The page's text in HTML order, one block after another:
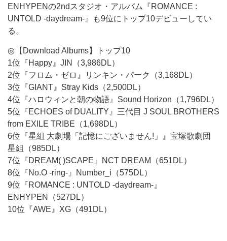
ENHYPENの2ndスタジオ・アルバム『ROMANCE :
UNTOLD -daydream-』も9位にトップ10デビューしてい
る。
◎【Download Albums】トップ10
1位『Happy』JIN（3,986DL）
2位『フロム・ゼロ』リンキン・パーク（3,168DL）
3位『GIANT』Stray Kids（2,500DL）
4位『ハロウィンと朝の物語』Sound Horizon（1,796DL）
5位『ECHOES of DUALITY』三代目 J SOUL BROTHERS
from EXILE TRIBE（1,698DL）
6位『星組 大劇場「記憶にございません!」』宝塚歌劇団
星組（985DL）
7位『DREAM( )SCAPE』NCT DREAM（651DL）
8位『No.O -ring-』Number_i（575DL）
9位『ROMANCE : UNTOLD -daydream-』
ENHYPEN（527DL）
10位『AWE』XG（491DL）